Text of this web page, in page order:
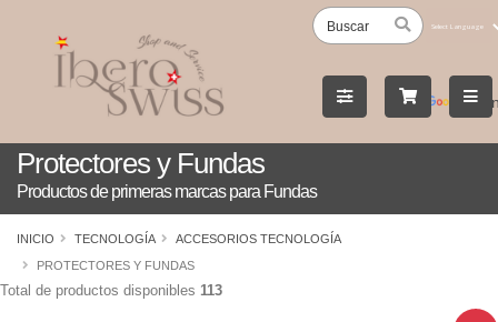
by
Protectores y Fundas
Productos de primeras marcas para Fundas
INICIO TECNOLOGÍA
ACCESORIOS TECNOLOGÍA
PROTECTORES Y FUNDAS
Total de productos disponibles 113